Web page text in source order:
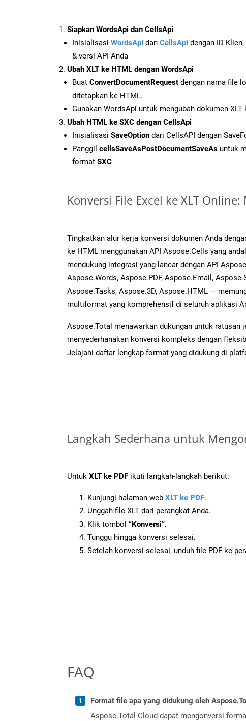
Siapkan WordsApi dan CellsApi
Inisialisasi WordsApi dan CellsApi dengan ID
& versi API Anda
Ubah XLT ke HTML dengan WordsApi
Buat ConvertDocumentRequest dengan nama file
ditetapkan ke HTML.
Gunakan WordsApi untuk mengubah dokumen XLT
Ubah HTML ke SXC dengan CellsApi
Inisialisasi SaveOption dari CellsAPI dengan
Panggil cellsSaveAsPostDocumentSaveAs untuk
format SXC
Konversi File Excel ke XLT
Tingkatkan alur kerja konversi dokumen Anda
ke HTML menggunakan API Aspose.Cells yang
mendukung integrasi yang lancar dengan API
Aspose.Words, Aspose.PDF, Aspose.Email,
Aspose.Tasks, Aspose.3D, Aspose.HTML —
multiformat yang komprehensif di seluruh aplikasi
Aspose.Total menawarkan dukungan untuk ratusan
menyederhanakan konversi kompleks dengan
Jelajahi daftar lengkap format yang didukung di
Langkah Sederhana untuk
Untuk XLT ke PDF ikuti langkah-langkah berikut:
Kunjungi halaman web XLT ke PDF.
Unggah file XLT dari perangkat Anda.
Klik tombol “Konversi”.
Tunggu hingga konversi selesai.
Setelah konversi selesai, unduh file PDF ke
FAQ
Format file apa yang didukung oleh
Aspose.Total Cloud dapat mengonversi